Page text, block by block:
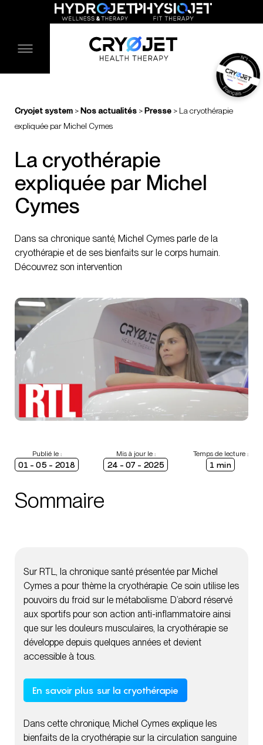
Cryojet system >Nos actualités >Presse > La cryothérapie
expliquée par Michel Cymes
La cryothérapie
expliquée par Michel
Cymes
Dans sa chronique santé, Michel Cymes parle de la
cryothérapie et de ses bienfaits sur le corps humain.
Découvrez son intervention
Sur RTL, la chronique santé présentée par Michel
Cymes a pour thème la cryothérapie. Ce soin utilise les
pouvoirs du froid sur le métabolisme. D’abord réservé
aux sportifs pour son action anti-inflammatoire ainsi
que sur les douleurs musculaires, la cryothérapie se
développe depuis quelques années et devient
accessible à tous.
En savoir plus sur la cryothérapie
Dans cette chronique, Michel Cymes explique les
bienfaits de la cryothérapie sur la circulation sanguine
Publié le :
01 - 05 - 2018
Mis à jour le :
24 - 07 - 2025
Temps de lecture :
1 min
Sommaire